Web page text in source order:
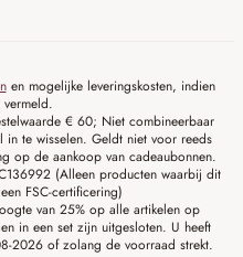
en mogelijke leveringskosten, indien
vermeld.
€ 60; Niet combineerbaar
in te wisselen. Geldt niet voor reeds
op de aankoop van cadeaubonnen.
(Alleen producten waarbij dit
FSC-certificering)
van 25% op alle artikelen op
in een set zijn uitgesloten. U heeft
2026 of zolang de voorraad strekt.